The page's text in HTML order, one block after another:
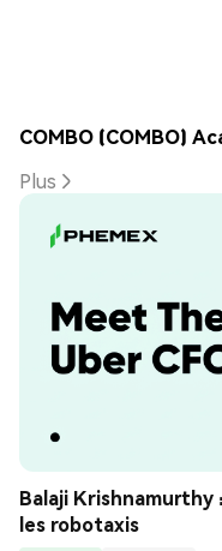
COMBO (COMBO)
Plus
Balaji Krishnamurthy
les robotaxis